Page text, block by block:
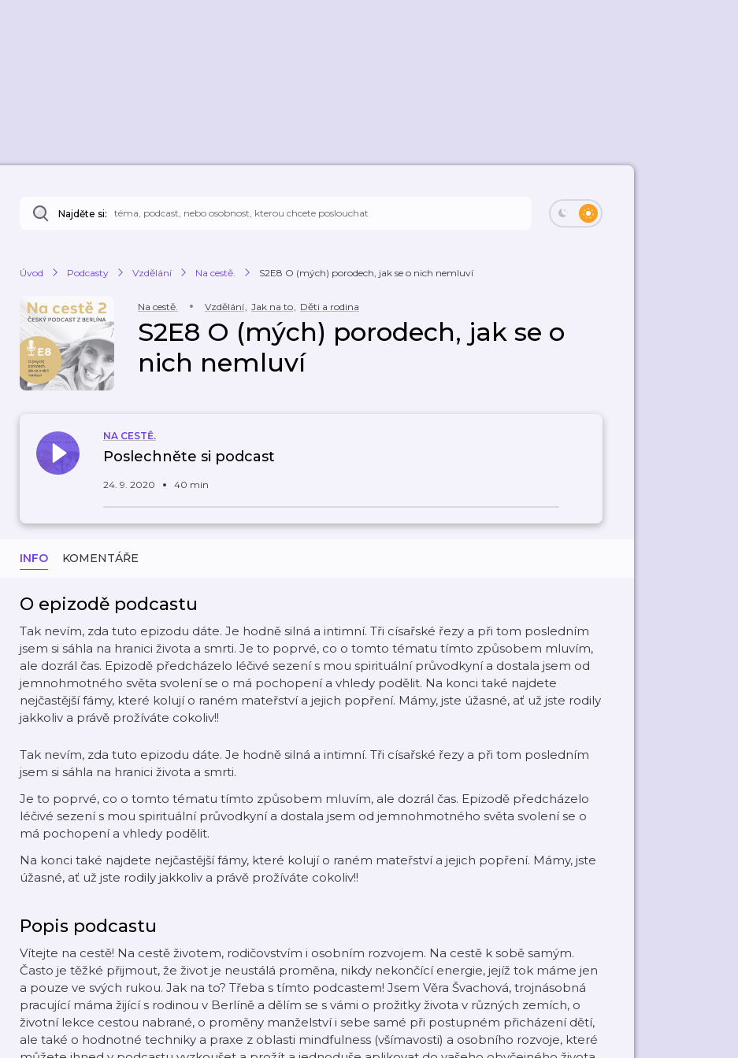
Najděte si:
Úvod Podcasty Vzdělání Na cestě. S2E8 O (mých) porodech, jak se o nich nemluví
Na cestě. Vzdělání, Jak na to, Děti a rodina
S2E8 O (mých) porodech, jak se o
nich nemluví
NA CESTĚ.
Poslechněte si podcast
24. 9. 2020 40 min
INFO KOMENTÁŘE
O epizodě podcastu
Tak nevím, zda tuto epizodu dáte. Je hodně silná a intimní. Tři císařské řezy a při tom posledním
jsem si sáhla na hranici života a smrti. Je to poprvé, co o tomto tématu tímto způsobem mluvím,
ale dozrál čas. Epizodě předcházelo léčivé sezení s mou spirituální průvodkyní a dostala jsem od
jemnohmotného světa svolení se o má pochopení a vhledy podělit. Na konci také najdete
nejčastější fámy, které kolují o raném mateřství a jejich popření. Mámy, jste úžasné, ať už jste rodily
jakkoliv a právě prožíváte cokoliv!!
Tak nevím, zda tuto epizodu dáte. Je hodně silná a intimní. Tři císařské řezy a při tom posledním
jsem si sáhla na hranici života a smrti.
Je to poprvé, co o tomto tématu tímto způsobem mluvím, ale dozrál čas. Epizodě předcházelo
léčivé sezení s mou spirituální průvodkyní a dostala jsem od jemnohmotného světa svolení se o
má pochopení a vhledy podělit.
Na konci také najdete nejčastější fámy, které kolují o raném mateřství a jejich popření. Mámy, jste
úžasné, ať už jste rodily jakkoliv a právě prožíváte cokoliv!!
Popis podcastu
Vítejte na cestě! Na cestě životem, rodičovstvím i osobním rozvojem. Na cestě k sobě samým.
Často je těžké přijmout, že život je neustálá proměna, nikdy nekončící energie, jejíž tok máme jen
a pouze ve svých rukou. Jak na to? Třeba s tímto podcastem! Jsem Věra Švachová, trojnásobná
pracující máma žijící s rodinou v Berlíně a dělím se s vámi o prožitky života v různých zemích, o
životní lekce cestou nabrané, o proměny manželství i sebe samé při postupném přicházení dětí,
ale také o hodnotné techniky a praxe z oblasti mindfulness (všímavosti) a osobního rozvoje, které